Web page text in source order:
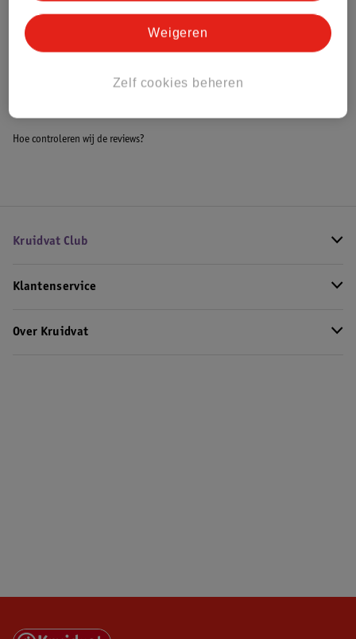
Bestel & Bezorginformatie
Hoe controleren wij de reviews?
Kruidvat Club
Klantenservice
Over Kruidvat
Zelf cookies beheren
Weigeren